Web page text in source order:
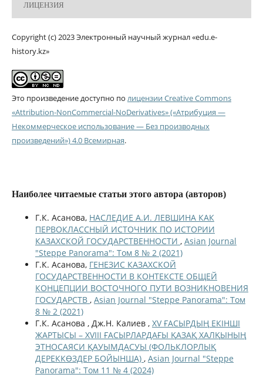
ЛИЦЕНЗИЯ
Copyright (c) 2023 Электронный научный журнал «edu.e-
history.kz»
Это произведение доступно по лицензии Creative Commons
«Attribution-NonCommercial-NoDerivatives» («Атрибуция —
Некоммерческое использование — Без производных
произведений») 4.0 Всемирная.
Наиболее читаемые статьи этого автора (авторов)
Г.К. Асанова, НАСЛЕДИЕ А.И. ЛЕВШИНА КАК
ПЕРВОКЛАССНЫЙ ИСТОЧНИК ПО ИСТОРИИ
КАЗАХСКОЙ ГОСУДАРСТВЕННОСТИ , Asian Journal
"Steppe Panorama": Том 8 № 2 (2021)
Г.К. Асанова, ГЕНЕЗИС КАЗАХСКОЙ
ГОСУДАРСТВЕННОСТИ В КОНТЕКСТЕ ОБЩЕЙ
КОНЦЕПЦИИ ВОСТОЧНОГО ПУТИ ВОЗНИКНОВЕНИЯ
ГОСУДАРСТВ , Asian Journal "Steppe Panorama": Том
8 № 2 (2021)
Г.К. Асанова , Дж.Н. Калиев , XV ҒАСЫРДЫҢ ЕКІНШІ
ЖАРТЫСЫ – XVIII ҒАСЫРЛАРДАҒЫ ҚАЗАҚ ХАЛҚЫНЫҢ
ЭТНОСАЯСИ ҚАУЫМДАСУЫ (ФОЛЬКЛОРЛЫҚ
ДЕРЕККӨЗДЕР БОЙЫНША) , Asian Journal "Steppe
Panorama": Том 11 № 4 (2024)